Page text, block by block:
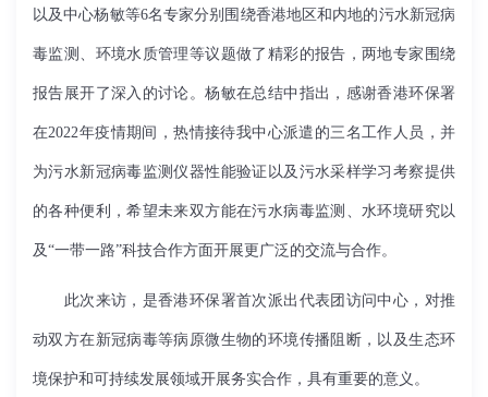
以及中心杨敏等6名专家分别围绕香港地区和内地的污水新冠病
毒监测、环境水质管理等议题做了精彩的报告，两地专家围绕
报告展开了深入的讨论。杨敏在总结中指出，感谢香港环保署
在2022年疫情期间，热情接待我中心派遣的三名工作人员，并
为污水新冠病毒监测仪器性能验证以及污水采样学习考察提供
的各种便利，希望未来双方能在污水病毒监测、水环境研究以
及“一带一路”科技合作方面开展更广泛的交流与合作。
此次来访，是香港环保署首次派出代表团访问中心，对推
动双方在新冠病毒等病原微生物的环境传播阻断，以及生态环
境保护和可持续发展领域开展务实合作，具有重要的意义。